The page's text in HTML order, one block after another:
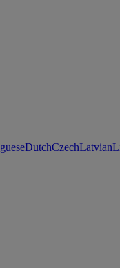
DutchCzechLatvian